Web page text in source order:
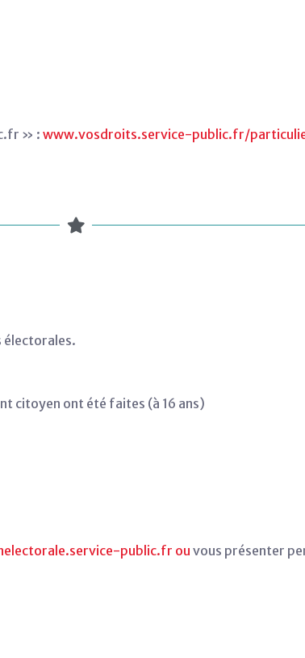
» :www.vosdroits.service-public.fr/
électorales.
citoyen ont été faites (à 16 ans)
public.fr ou vous présenter